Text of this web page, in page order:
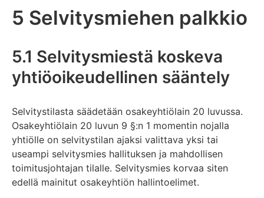
5 Selvitysmiehen palkkio
5.1 Selvitysmiestä koskeva
yhtiöoikeudellinen sääntely
Selvitystilasta säädetään osakeyhtiölain 20 luvussa.
Osakeyhtiölain 20 luvun 9 §:n 1 momentin nojalla
yhtiölle on selvitystilan ajaksi valittava yksi tai
useampi selvitysmies hallituksen ja mahdollisen
toimitusjohtajan tilalle. Selvitysmies korvaa siten
edellä mainitut osakeyhtiön hallintoelimet.